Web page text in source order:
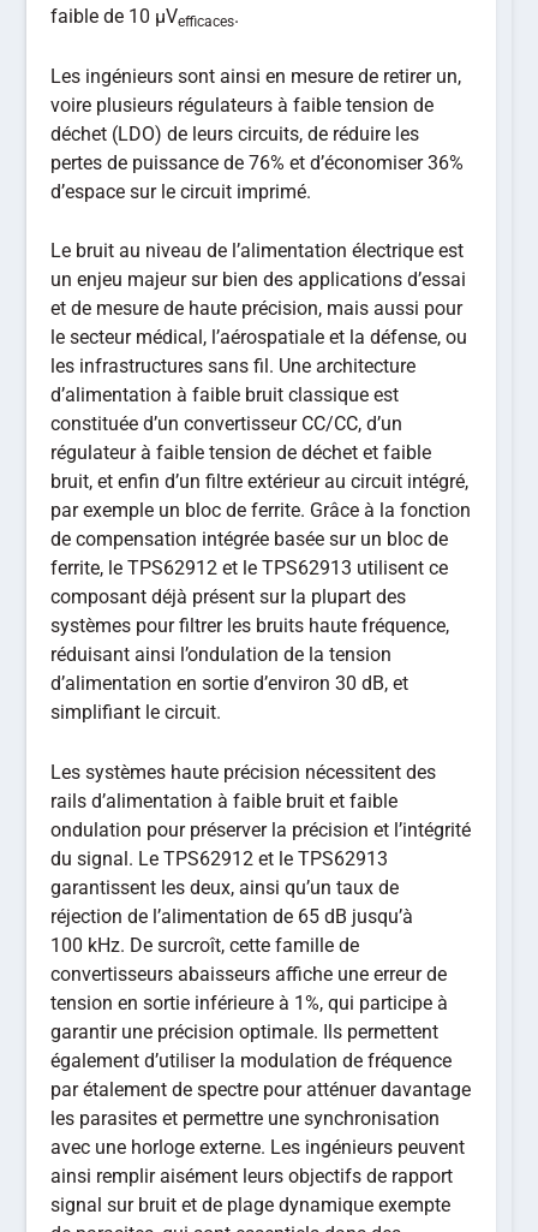
faible de 10 µVefficaces.
Les ingénieurs sont ainsi en mesure de retirer un,
voire plusieurs régulateurs à faible tension de
déchet (LDO) de leurs circuits, de réduire les
pertes de puissance de 76% et d’économiser 36%
d’espace sur le circuit imprimé.
Le bruit au niveau de l’alimentation électrique est
un enjeu majeur sur bien des applications d’essai
et de mesure de haute précision, mais aussi pour
le secteur médical, l’aérospatiale et la défense, ou
les infrastructures sans fil. Une architecture
d’alimentation à faible bruit classique est
constituée d’un convertisseur CC/CC, d’un
régulateur à faible tension de déchet et faible
bruit, et enfin d’un filtre extérieur au circuit intégré,
par exemple un bloc de ferrite. Grâce à la fonction
de compensation intégrée basée sur un bloc de
ferrite, le TPS62912 et le TPS62913 utilisent ce
composant déjà présent sur la plupart des
systèmes pour filtrer les bruits haute fréquence,
réduisant ainsi l’ondulation de la tension
d’alimentation en sortie d’environ 30 dB, et
simplifiant le circuit.
Les systèmes haute précision nécessitent des
rails d’alimentation à faible bruit et faible
ondulation pour préserver la précision et l’intégrité
du signal. Le TPS62912 et le TPS62913
garantissent les deux, ainsi qu’un taux de
réjection de l’alimentation de 65 dB jusqu’à
100 kHz. De surcroît, cette famille de
convertisseurs abaisseurs affiche une erreur de
tension en sortie inférieure à 1%, qui participe à
garantir une précision optimale. Ils permettent
également d’utiliser la modulation de fréquence
par étalement de spectre pour atténuer davantage
les parasites et permettre une synchronisation
avec une horloge externe. Les ingénieurs peuvent
ainsi remplir aisément leurs objectifs de rapport
signal sur bruit et de plage dynamique exempte